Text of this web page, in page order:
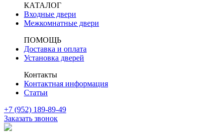
КАТАЛОГ
Входные двери
Межкомнатные двери
ПОМОЩЬ
Доставка и оплата
Установка дверей
Контакты
Контактная информация
Статьи
+7 (952) 189-89-49
Заказать звонок